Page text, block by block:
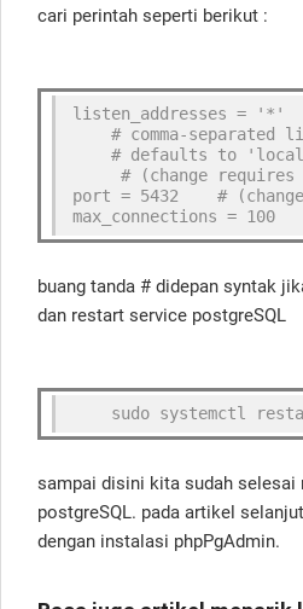
cari perintah seperti berikut :
listen_addresses = '*'
# comma-separated
# defaults to
# (change requires
port = 5432    #
max_connections =
buang tanda # didepan syntak
dan restart service postgreSQL
sudo systemctl
sampai disini kita sudah selesai
postgreSQL. pada artikel
dengan instalasi phpPgAdmin.